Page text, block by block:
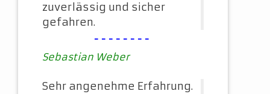
zuverlässig und sicher
gefahren.
--------
Sebastian Weber
Sehr angenehme Erfahrung.